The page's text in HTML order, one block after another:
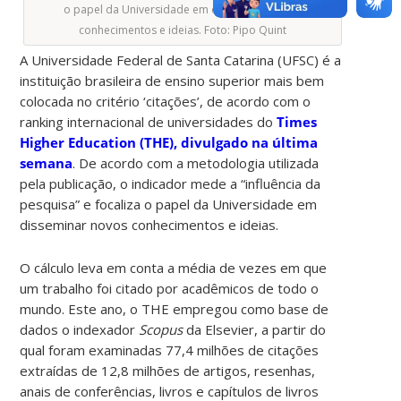
o papel da Universidade em disseminar novos
conhecimentos e ideias. Foto: Pipo Quint
A Universidade Federal de Santa Catarina (UFSC) é a
instituição brasileira de ensino superior mais bem
colocada no critério ‘citações’, de acordo com o
ranking internacional de universidades doTimes
Higher Education (THE), divulgado na última
semana. De acordo com a metodologia utilizada
pela publicação, o indicador mede a “influência da
pesquisa” e focaliza o papel da Universidade em
disseminar novos conhecimentos e ideias.
O cálculo leva em conta a média de vezes em que
um trabalho foi citado por acadêmicos de todo o
mundo. Este ano, o THE empregou como base de
dados o indexador Scopusda Elsevier, a partir do
qual foram examinadas 77,4 milhões de citações
extraídas de 12,8 milhões de artigos, resenhas,
anais de conferências, livros e capítulos de livros